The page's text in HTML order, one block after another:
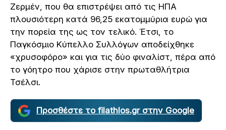
Ζερμέν, που θα επιστρέψει από τις ΗΠΑ
πλουσιότερη κατά 96,25 εκατομμύρια ευρώ για
την πορεία της ως τον τελικό. Έτσι, το
Παγκόσμιο Κύπελλο Συλλόγων αποδείχθηκε
«χρυσοφόρο» και για τις δύο φιναλίστ, πέρα από
το γόητρο που χάρισε στην πρωταθλήτρια
Τσέλσι.
Προσθέστε το filathlos.gr στην Google